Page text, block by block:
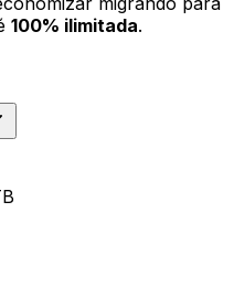
100% ilimitada.